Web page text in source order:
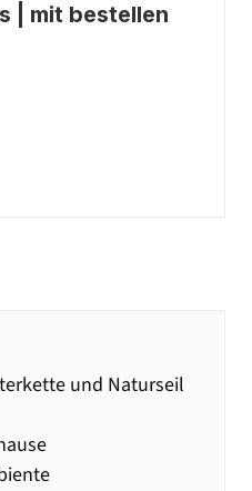
| mit bestellen
und Naturseil